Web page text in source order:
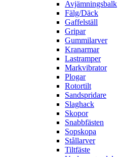
Avjämningsbalk
Fälg/Däck
Gaffelställ
Gripar
Gummilarver
Kranarmar
Lastramper
Markvibrator
Plogar
Rotortilt
Sandspridare
Slaghack
Skopor
Snabbfästen
Sopskopa
Stållarver
Tiltfäste